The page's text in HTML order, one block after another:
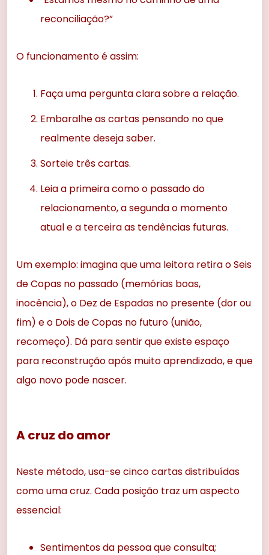
reconciliação?”
O funcionamento é assim:
Faça uma pergunta clara sobre a relação.
Embaralhe as cartas pensando no que
realmente deseja saber.
Sorteie três cartas.
Leia a primeira como o passado do
relacionamento, a segunda o momento
atual e a terceira as tendências futuras.
Um exemplo: imagina que uma leitora retira o Seis
de Copas no passado (memórias boas,
inocência), o Dez de Espadas no presente (dor ou
fim) e o Dois de Copas no futuro (união,
recomeço). Dá para sentir que existe espaço
para reconstrução após muito aprendizado, e que
algo novo pode nascer.
A cruz do amor
Neste método, usa-se cinco cartas distribuídas
como uma cruz. Cada posição traz um aspecto
essencial:
Sentimentos da pessoa que consulta;